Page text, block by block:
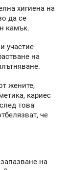
хигиена на
да се
камък.
участие
на
жените,
кариес
това
че
на